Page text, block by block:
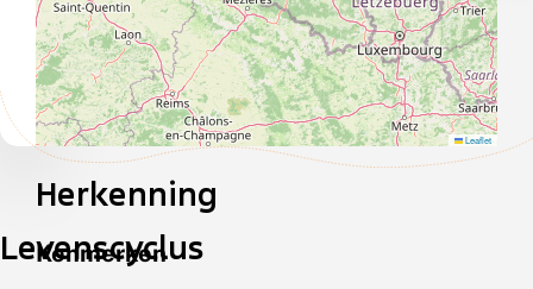
Leaflet
Levenscyclus
Herkenning
Kenmerken